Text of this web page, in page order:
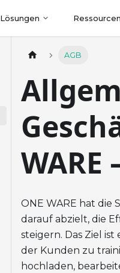
Lösungen Ressourcen
AGB
WARE
ONE WARE hat die
darauf abzielt, die
steigern. Das Ziel
der Kunden zu
hochladen,